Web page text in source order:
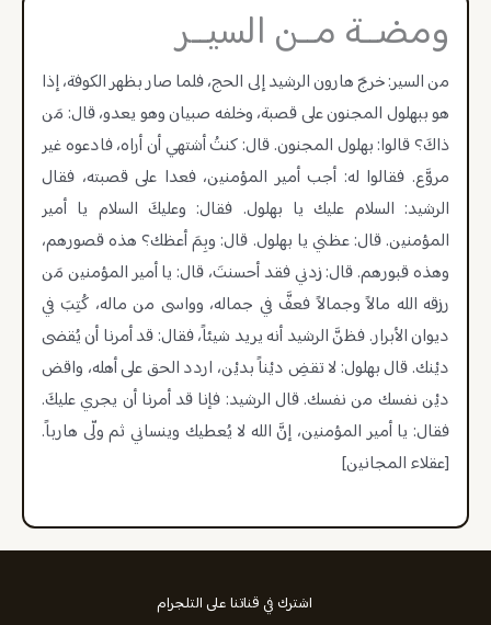
ومضــة مــن السيــر
من السير: خرجَ هارون الرشيد إلى الحج، فلما صار بظهر الكوفة، إذا
هو ببهلول المجنون على قصبة، وخلفه صبيان وهو يعدو، قال: مَن
ذاكَ؟ قالوا: بهلول المجنون. قال: كنتُ أشتهي أن أراه، فادعوه غير
مروَّع. فقالوا له: أجب أمير المؤمنين، فعدا على قصبته، فقال
الرشيد: السلام عليك يا بهلول. فقال: وعليكَ السلام يا أمير
المؤمنين. قال: عظني يا بهلول. قال: وبِمَ أعظك؟ هذه قصورهم،
وهذه قبورهم. قال: زدني فقد أحسنتَ، قال: يا أمير المؤمنين مَن
رزقه الله مالاً وجمالاً فعفَّ في جماله، وواسى من ماله، كُتِبَ في
ديوان الأبرار. فظنَّ الرشيد أنه يريد شيئاً، فقال: قد أمرنا أن يُقضى
ديْنك. قال بهلول: لا تقضِ ديْناً بديْن، اردد الحق على أهله، واقض
ديْن نفسك من نفسك. قال الرشيد: فإنا قد أمرنا أن يجري عليكَ.
فقال: يا أمير المؤمنين، إنَّ الله لا يُعطيك وينساني ثم ولّى هارباً.
[عقلاء المجانين]
اشترك في قناتنا على التلجرام